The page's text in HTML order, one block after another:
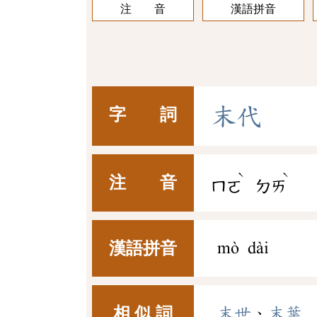
注 音 漢語拼音
字 詞 末代
注 音 ㄇㄛ
ˋ
ㄉㄞ
ˋ
漢語拼音 mò dài
末世 、 末葉